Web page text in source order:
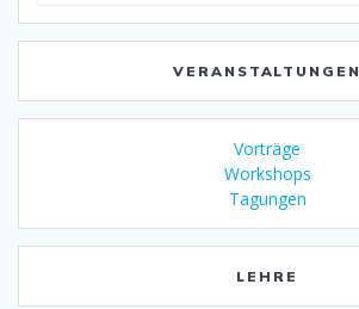
VERANSTALTUNGEN
Vorträge
Workshops
Tagungen
LEHRE